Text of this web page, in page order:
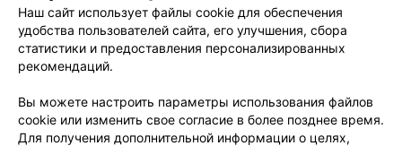
Наш сайт использует файлы cookie для обеспечения
удобства пользователей сайта, его улучшения, сбора
статистики и предоставления персонализированных
рекомендаций.
Вы можете настроить параметры использования файлов
cookie или изменить свое согласие в более позднее время.
Для получения дополнительной информации о целях,